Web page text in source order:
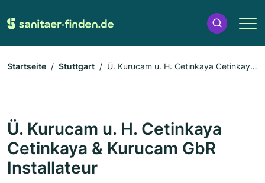
Startseite Stuttgart
Ü. Kurucam u. H. Cetinkaya Cetinkaya
Ü. Kurucam u. H. Cetinkaya
Cetinkaya & Kurucam GbR
Installateur